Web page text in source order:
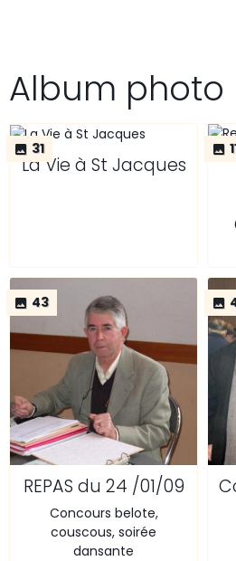
Album photo
31
La Vie à St Jacques
43
REPAS du 24 /01/09
Concours belote,
couscous, soirée
dansante